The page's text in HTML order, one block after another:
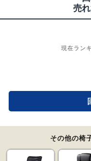
売
現在ラン
その他の椅